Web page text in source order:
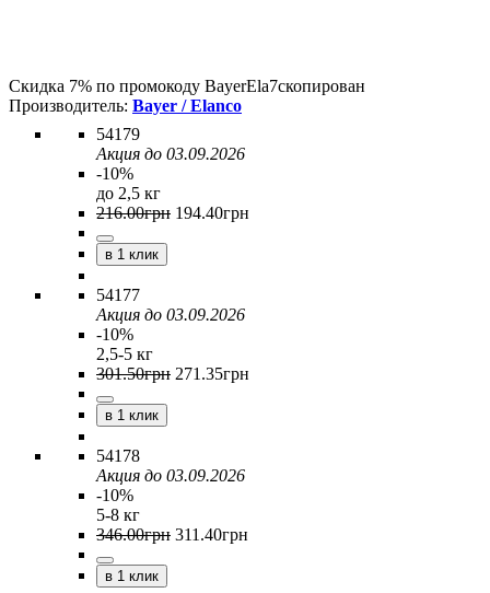
Скидка 7% по промокоду BayerEla7скопирован
Bayer / Elanco
54179
Акция до 03.09.2026
-10%
до 2,5 кг
216.00грн 194.40грн
в 1 клик
54177
Акция до 03.09.2026
-10%
2,5-5 кг
301.50грн 271 .35грн
в 1 клик
54178
Акция до 03.09.2026
-10%
5-8 кг
346.00грн 311 .40грн
в 1 клик